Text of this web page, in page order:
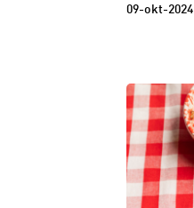
09-okt-2024